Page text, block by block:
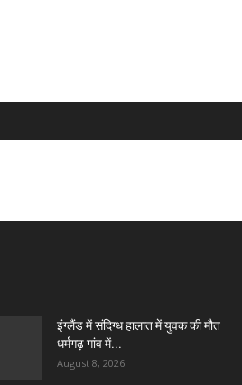
इंग्लैंड में संदिग्ध हालात में युवक की मौत
धर्मगढ़ गांव में...
August 8, 2026